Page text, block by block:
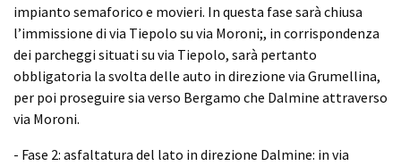
impianto semaforico e movieri. In questa fase sarà chiusa
l’immissione di via Tiepolo su via Moroni;, in corrispondenza
dei parcheggi situati su via Tiepolo, sarà pertanto
obbligatoria la svolta delle auto in direzione via Grumellina,
per poi proseguire sia verso Bergamo che Dalmine attraverso
via Moroni.
- Fase 2: asfaltatura del lato in direzione Dalmine: in via